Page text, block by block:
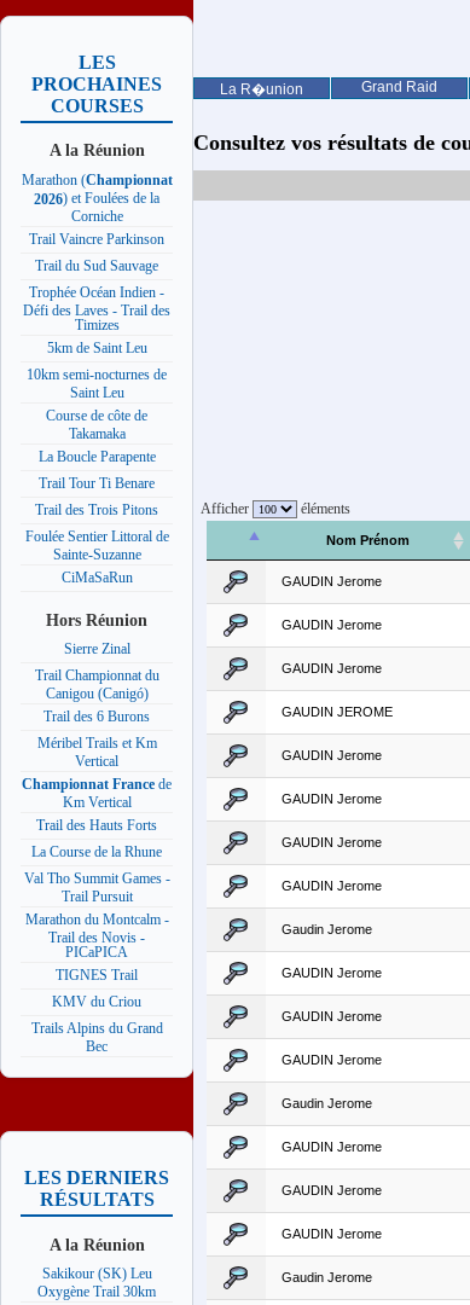
La R�union Grand Raid
LES
PROCHAINES
COURSES
A la Réunion
Marathon (Championnat
2026) et Foulées de la
Corniche
Trail Vaincre Parkinson
Trail du Sud Sauvage
Trophée Océan Indien -
Défi des Laves - Trail des
Timizes
5km de Saint Leu
10km semi-nocturnes de
Saint Leu
Course de côte de
Takamaka
La Boucle Parapente
Trail Tour Ti Benare
Trail des Trois Pitons
Foulée Sentier Littoral de
Sainte-Suzanne
CiMaSaRun
Hors Réunion
Sierre Zinal
Trail Championnat du
Canigou (Canigó)
Trail des 6 Burons
Méribel Trails et Km
Vertical
Championnat France de
Km Vertical
Trail des Hauts Forts
La Course de la Rhune
Val Tho Summit Games -
Trail Pursuit
Marathon du Montcalm -
Trail des Novis -
PICaPICA
TIGNES Trail
KMV du Criou
Trails Alpins du Grand
Bec
LES DERNIERS
RÉSULTATS
A la Réunion
Sakikour (SK) Leu
Oxygène Trail 30km
Consultez vos résultats de
Afficher éléments
Nom Prénom
GAUDIN Jerome
GAUDIN Jerome
GAUDIN Jerome
GAUDIN JEROME
GAUDIN Jerome
GAUDIN Jerome
GAUDIN Jerome
GAUDIN Jerome
Gaudin Jerome
GAUDIN Jerome
GAUDIN Jerome
GAUDIN Jerome
Gaudin Jerome
GAUDIN Jerome
GAUDIN Jerome
GAUDIN Jerome
Gaudin Jerome